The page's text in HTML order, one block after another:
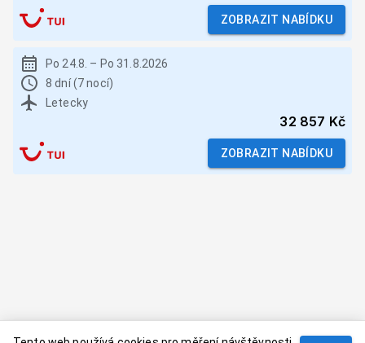
ZOBRAZIT NABÍDKU
Po 24.8. – Po 31.8.2026
8 dní (7 nocí)
Letecky
32 857 Kč
ZOBRAZIT NABÍDKU